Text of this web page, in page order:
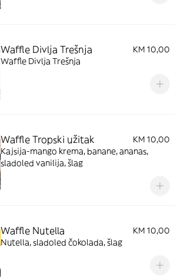
Waffle Divlja Trešnja
KM 10,00
Waffle Divlja Trešnja
Waffle Tropski užitak
KM 10,00
Kajsija-mango krema, banane, ananas,
sladoled vanilija, šlag
Waffle Nutella
KM 10,00
Nutella, sladoled čokolada, šlag